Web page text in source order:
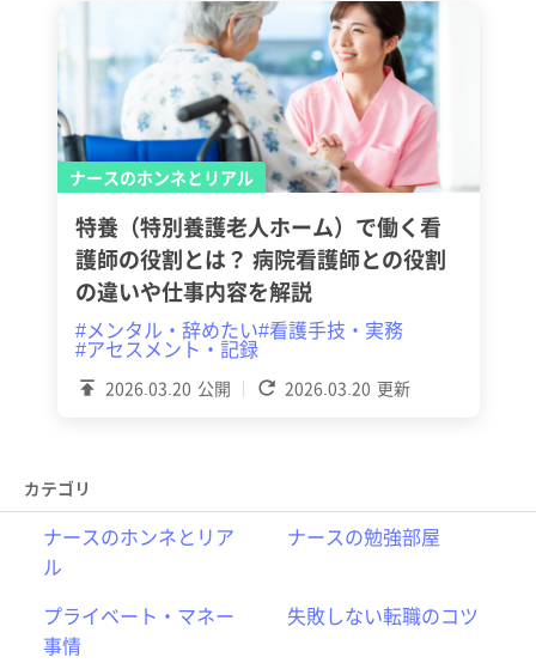
ナースのホンネとリアル
2026.03.20 公開 2026.03.20 更新
特養（特別養護老人ホーム）で働く看
護師の役割とは？ 病院看護師との役割
の違いや仕事内容を解説
#メンタル・辞めたい#看護手技・実務
#アセスメント・記録
カテゴリ
ナースのホンネとリア
ル
ナースの勉強部屋
プライベート・マネー
事情
失敗しない転職のコツ